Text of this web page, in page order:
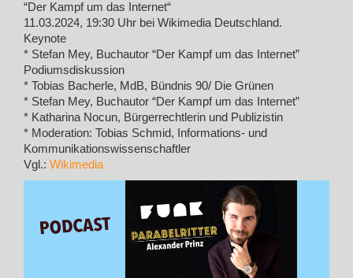
“Der Kampf um das Internet“
11.03.2024, 19:30 Uhr bei Wikimedia Deutschland.
Keynote
* Stefan Mey, Buchautor “Der Kampf um das Internet”
Podiumsdiskussion
* Tobias Bacherle, MdB, Bündnis 90/ Die Grünen
* Stefan Mey, Buchautor “Der Kampf um das Internet”
* Katharina Nocun, Bürgerrechtlerin und Publizistin
* Moderation: Tobias Schmid, Informations- und
Kommunikationswissenschaftler
Vgl.: Wikimedia